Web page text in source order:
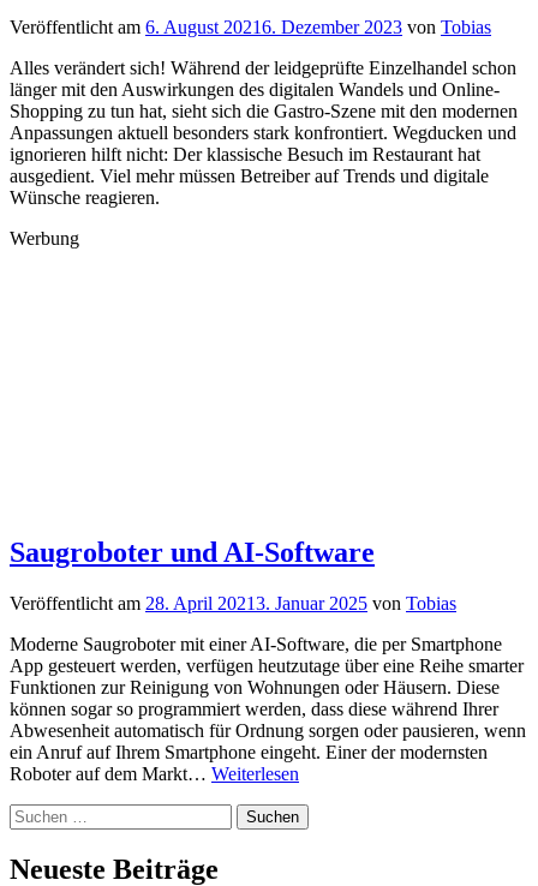
Veröffentlicht am 6. August 20216. Dezember 2023 von Tobias
Alles verändert sich! Während der leidgeprüfte Einzelhandel schon
länger mit den Auswirkungen des digitalen Wandels und Online-
Shopping zu tun hat, sieht sich die Gastro-Szene mit den modernen
Anpassungen aktuell besonders stark konfrontiert. Wegducken und
ignorieren hilft nicht: Der klassische Besuch im Restaurant hat
ausgedient. Viel mehr müssen Betreiber auf Trends und digitale
Wünsche reagieren.
Werbung
Saugroboter und AI-Software
Veröffentlicht am 28. April 20213. Januar 2025 von Tobias
Moderne Saugroboter mit einer AI-Software, die per Smartphone
App gesteuert werden, verfügen heutzutage über eine Reihe smarter
Funktionen zur Reinigung von Wohnungen oder Häusern. Diese
können sogar so programmiert werden, dass diese während Ihrer
Abwesenheit automatisch für Ordnung sorgen oder pausieren, wenn
ein Anruf auf Ihrem Smartphone eingeht. Einer der modernsten
Roboter auf dem Markt… Weiterlesen
AI-
Zum
Footer
springen
Suchen
nach:
Neueste Beiträge